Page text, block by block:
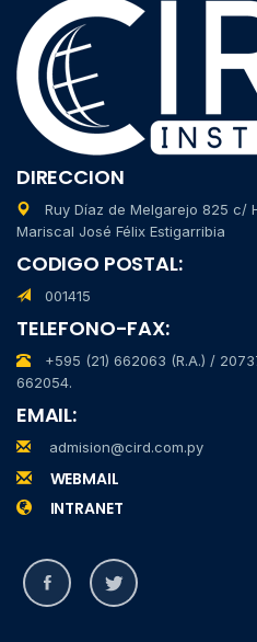
DIRECCION
Ruy Díaz de Melgarejo 825 c/
Mariscal José Félix Estigarribia
CODIGO POSTAL:
001415
TELEFONO-FAX:
+595 (21) 662063 (R.A.) /
662054.
EMAIL:
admision@cird.com.py
WEBMAIL
INTRANET